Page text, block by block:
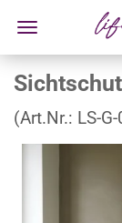
(Art.Nr.: LS-